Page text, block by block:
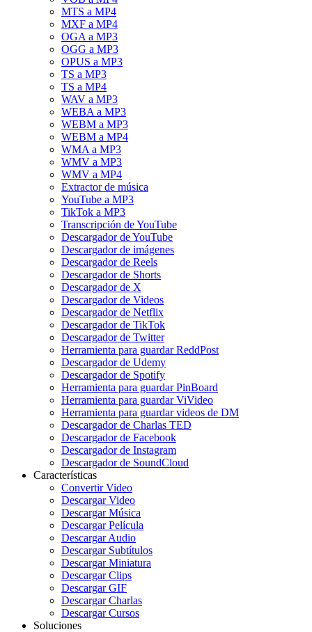
MTS a MP4
MXF a MP4
OGA a MP3
OGG a MP3
OPUS a MP3
TS a MP3
TS a MP4
WAV a MP3
WEBA a MP3
WEBM a MP3
WEBM a MP4
WMA a MP3
WMV a MP3
WMV a MP4
Extractor de música
YouTube a MP3
TikTok a MP3
Transcripción de YouTube
Descargador de YouTube
Descargador de imágenes
Descargador de Reels
Descargador de Shorts
Descargador de X
Descargador de Videos
Descargador de Netflix
Descargador de TikTok
Descargador de Twitter
Herramienta para guardar ReddPost
Descargador de Udemy
Descargador de Spotify
Herramienta para guardar PinBoard
Herramienta para guardar ViVideo
Herramienta para guardar videos de DM
Descargador de Charlas TED
Descargador de Facebook
Descargador de Instagram
Descargador de SoundCloud
Características
Convertir Video
Descargar Video
Descargar Música
Descargar Película
Descargar Audio
Descargar Subtítulos
Descargar Miniatura
Descargar Clips
Descargar GIF
Descargar Charlas
Descargar Cursos
Soluciones